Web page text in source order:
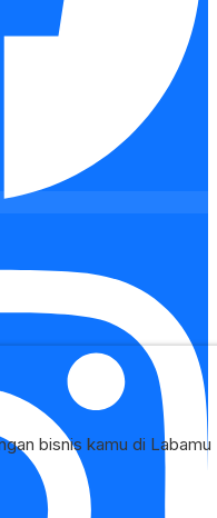
bisnis kamu di Labamu